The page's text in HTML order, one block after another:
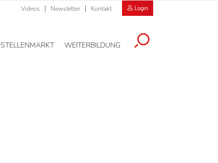
Videos Newsletter Kontakt Login
STELLENMARKT WEITERBILDUNG